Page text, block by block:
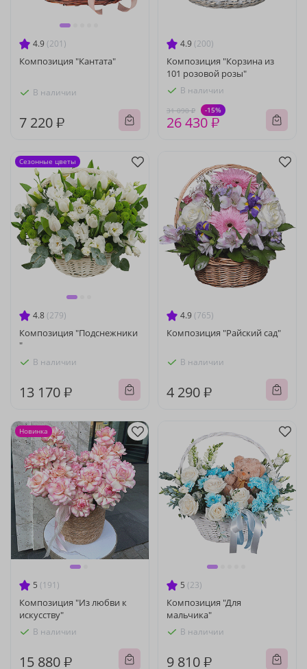
4.9 (201)
Композиция "Кантата"
В наличии
7 220 ₽
4.9 (200)
Композиция "Корзина из
101 розовой розы"
В наличии
31 090 ₽ -15%
26 430 ₽
4.8 (279)
Композиция "Подснежники
"
В наличии
13 170 ₽
Сезонные цветы
4.9 (765)
Композиция "Райский сад"
В наличии
4 290 ₽
5 (191)
Композиция "Из любви к
искусству"
В наличии
15 880 ₽
Новинка
5 (23)
Композиция "Для
мальчика"
В наличии
9 810 ₽